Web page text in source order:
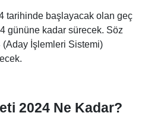
tarihinde başlayacak olan geç
gününe kadar sürecek. Söz
(Aday İşlemleri Sistemi)
2024 Ne Kadar?